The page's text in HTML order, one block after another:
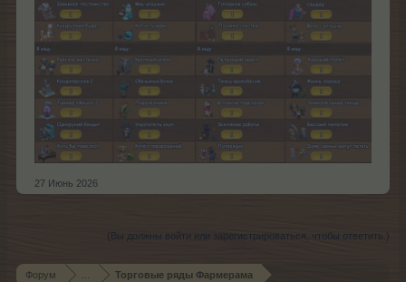
27 Июнь 2026
(Вы должны войти или зарегистрироваться, чтобы ответить.)
Форум Торговые ряды Фармерама